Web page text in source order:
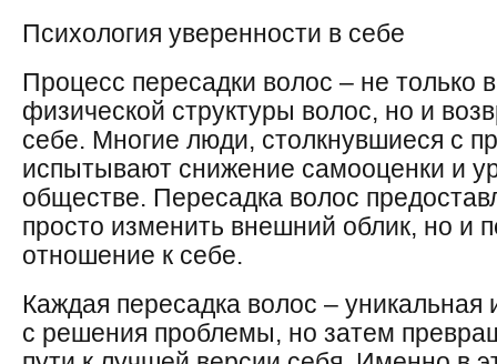
Психология уверенности в себе
Процесс пересадки волос – не только
физической структуры волос, но и
себе. Многие люди, столкнувшиеся с
испытывают снижение самооценки и
обществе. Пересадка волос
просто изменить внешний облик, но и
отношение к себе.
Каждая пересадка волос – уникальная
с решения проблемы, но затем